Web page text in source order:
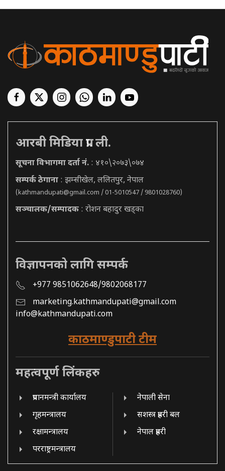
आरबी मिडिया प्रा. ली.
सूचना विभागमा दर्ता नं. : ४१०\२०७३\०७४
सम्पर्क ठेगाना : झम्सीखेल, ललितपुर, नेपाल
(kathmandupati@gmail.com / 01-5010547 / 9801028760)
सञ्चालक/सम्पादक : रोशन बहादुर खड्का
विज्ञापनको लागि सम्पर्क
+977 9851062648/9802068177
marketing.kathmandupati@gmail.com
info@kathmandupati.com
काठमाण्डुपाटी टीम
महत्वपूर्ण लिंकहरु
प्रधानमन्त्री कार्यालय
गृहमन्त्रालय
रक्षामन्त्रालय
परराष्ट्रमन्त्रालय
नेपाली सेना
सशस्त्र प्रहरी बल
नेपाल प्रहरी